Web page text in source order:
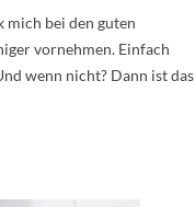
mich bei den guten
vornehmen. Einfach
wenn nicht? Dann ist das